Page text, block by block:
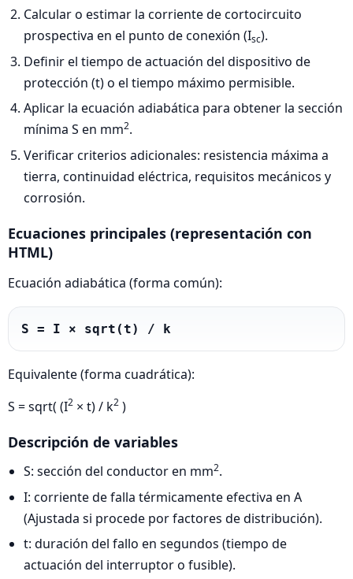
Calcular o estimar la corriente de cortocircuito
prospectiva en el punto de conexión (Isc).
Definir el tiempo de actuación del dispositivo de
protección (t) o el tiempo máximo permisible.
Aplicar la ecuación adiabática para obtener la sección
mínima S en mm2.
Verificar criterios adicionales: resistencia máxima a
tierra, continuidad eléctrica, requisitos mecánicos y
corrosión.
Ecuaciones principales (representación con
HTML)
Ecuación adiabática (forma común):
S = I × sqrt(t) / k
Equivalente (forma cuadrática):
S = sqrt( (I2 × t) / k2 )
Descripción de variables
S: sección del conductor en mm2.
I: corriente de falla térmicamente efectiva en A
(Ajustada si procede por factores de distribución).
t: duración del fallo en segundos (tiempo de
actuación del interruptor o fusible).